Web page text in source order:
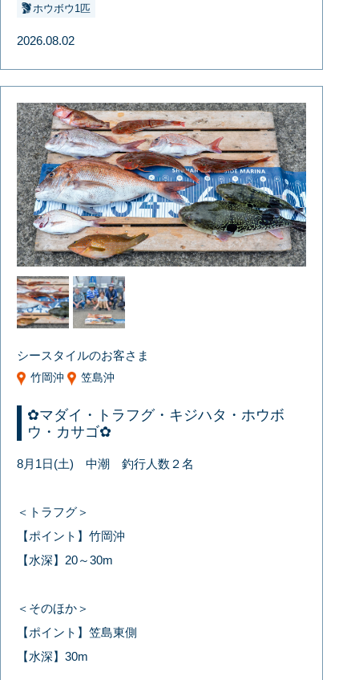
ホウボウ1匹
2026.08.02
シースタイルのお客さま
竹岡沖 笠島沖
✿マダイ・トラフグ・キジハタ・ホウボ
ウ・カサゴ✿
8月1日(土) 中潮 釣行人数２名
＜トラフグ＞
【ポイント】竹岡沖
【水深】20～30m
＜そのほか＞
【ポイント】笠島東側
【水深】30m